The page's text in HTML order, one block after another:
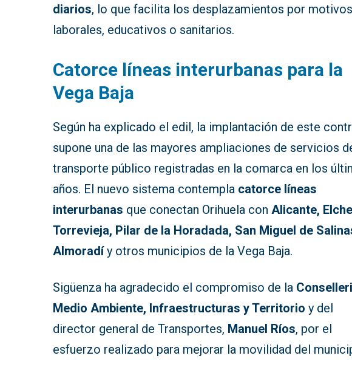
diarios, lo que facilita los desplazamientos por motivos
laborales, educativos o sanitarios.
Catorce líneas interurbanas para la
Vega Baja
Según ha explicado el edil, la implantación de este
supone una de las mayores ampliaciones de servicios
transporte público registradas en la comarca en los
años. El nuevo sistema contempla catorce líneas
interurbanas que conectan Orihuela conAlicante,
Torrevieja, Pilar de la Horadada, San Miguel de
Almoradíy otros municipios de la Vega Baja.
Sigüenza ha agradecido el compromiso de la
Medio Ambiente, Infraestructuras y Territorio y del
director general de Transportes, Manuel Ríos, por el
esfuerzo realizado para mejorar la movilidad del